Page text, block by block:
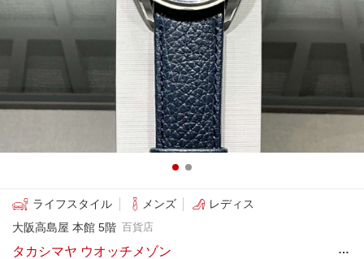
ライフスタイル メンズ
レディス
大阪高島屋 本館 5階 百貨店
タカシマヤ ウオッチメゾン …